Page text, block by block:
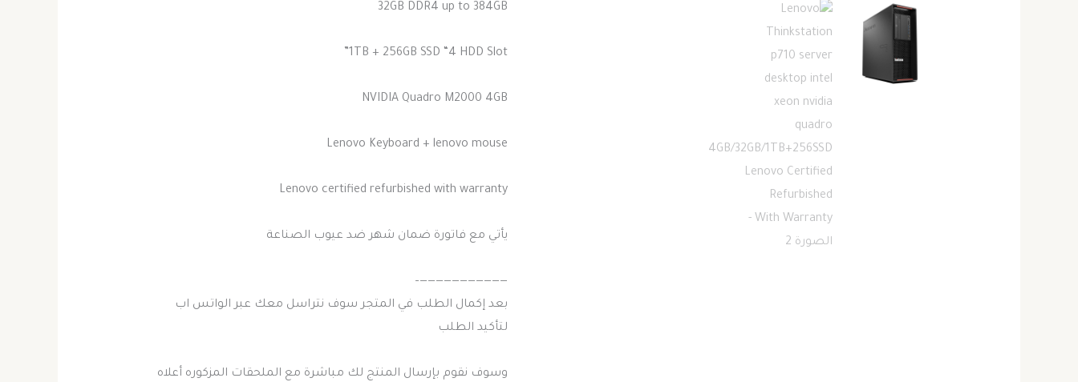
32GB DDR4 up to 384GB
1TB + 256GB SSD “4 HDD Slot”
NVIDIA Quadro M2000 4GB
Lenovo Keyboard + lenovo mouse
Lenovo certified refurbished with warranty
يأتي مع فاتورة ضمان شهر ضد عيوب الصناعة
———————————–
بعد إكمال الطلب في المتجر سوف نتراسل معك عبر الواتس اب
لتأكيد الطلب
وسوف نقوم بإرسال المنتج لك مباشرة مع الملحقات المزكوره أعلاه